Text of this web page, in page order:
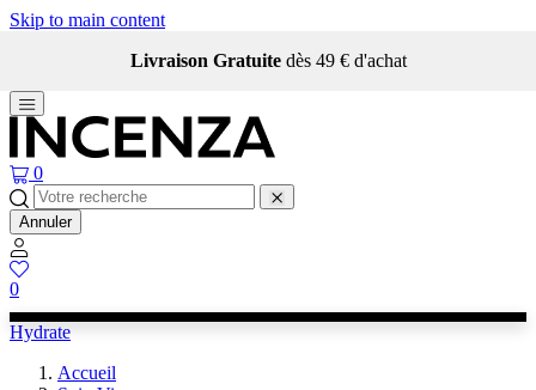
Skip to main content
Livraison Gratuite dès 49 € d'achat
0
Annuler
0
Hydrate
Accueil